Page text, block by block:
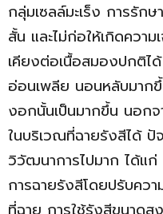
กลุ่มเซลล์มะเร็ง การรัก
สั้น และไม่ก่อให้เกิดควา
เคียงต่อเนื้อสมองปกติไ
อ่อนเพลีย นอนหลับมาก
งอกนั้นเป็นมากขึ้น นอก
ในบริเวณที่ฉายรังสีได้ ปั
วิวัฒนาการไปมาก ได้แก่
การฉายรังสีโดยปรับคว